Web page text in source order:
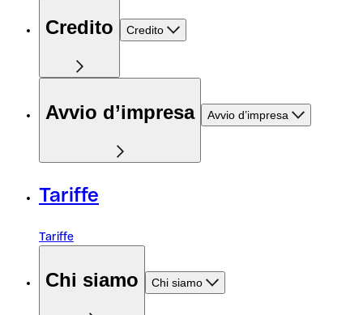
Credito Credito
Avvio d’impresa Avvio d’impresa
Tariffe
Tariffe
Chi siamo Chi siamo